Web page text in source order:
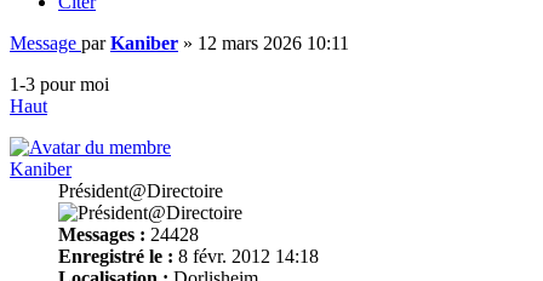
Message parKaniber » 12 mars 2026 10:11
1-3 pour moi
Haut
Kaniber
Président@Directoire
Messages : 24428
Enregistré le : 8 févr. 2012 14:18